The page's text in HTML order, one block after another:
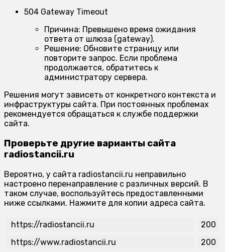
504 Gateway Timeout
Причина: Превышено время ожидания
ответа от шлюза (gateway).
Решение: Обновите страницу или
повторите запрос. Если проблема
продолжается, обратитесь к
администратору сервера.
Решения могут зависеть от конкретного контекста и
инфраструктуры сайта. При постоянных проблемах
рекомендуется обращаться к службе поддержки
сайта.
Проверьте другие варианты сайта
radiostancii.ru
Вероятно, у сайта radiostancii.ru неправильно
настроено перенаправление с различных версий. В
таком случае, воспользуйтесь предоставленными
ниже ссылками. Нажмите для копии адреса сайта.
https://radiostancii.ru
200
https://www.radiostancii.ru
200